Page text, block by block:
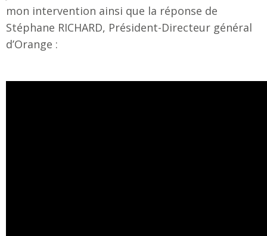
mon intervention ainsi que la réponse de
Stéphane RICHARD, Président-Directeur général
d’Orange :